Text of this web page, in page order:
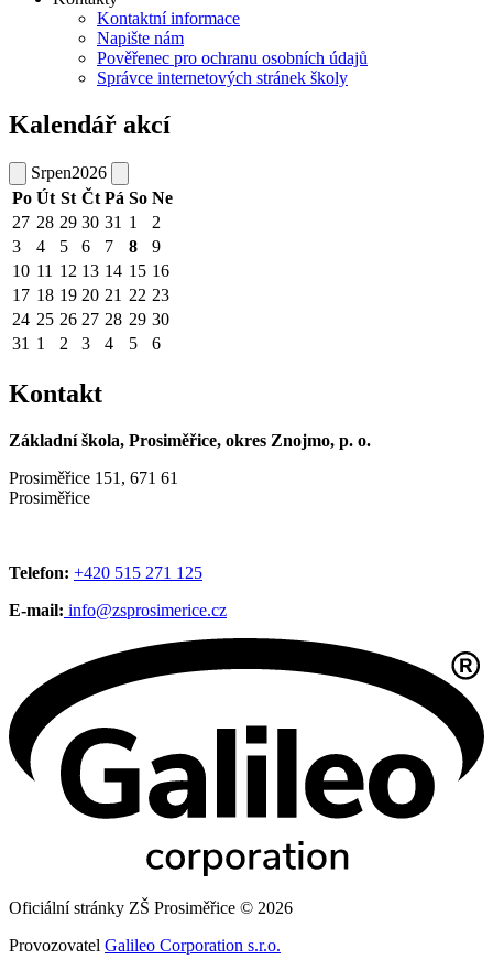
Kontaktní informace
Napište nám
Pověřenec pro ochranu osobních údajů
Správce internetových stránek školy
Kalendář akcí
Srpen2026
Po Út St Čt Pá So Ne
27 28 29 30 31 1
2
3
4 5 6 7 8
9
10 11 12 13 14 15 16
17 18 19 20 21 22 23
24 25 26 27 28 29 30
31 1 2 3 4 5 6
Kontakt
Základní škola, Prosiměřice, okres Znojmo, p. o.
Prosiměřice 151, 671 61
Prosiměřice
Telefon: +420 515 271 125
E-mail: info@zsprosimerice.cz
Oficiální stránky ZŠ Prosiměřice © 2026
Provozovatel Galileo Corporation s.r.o.